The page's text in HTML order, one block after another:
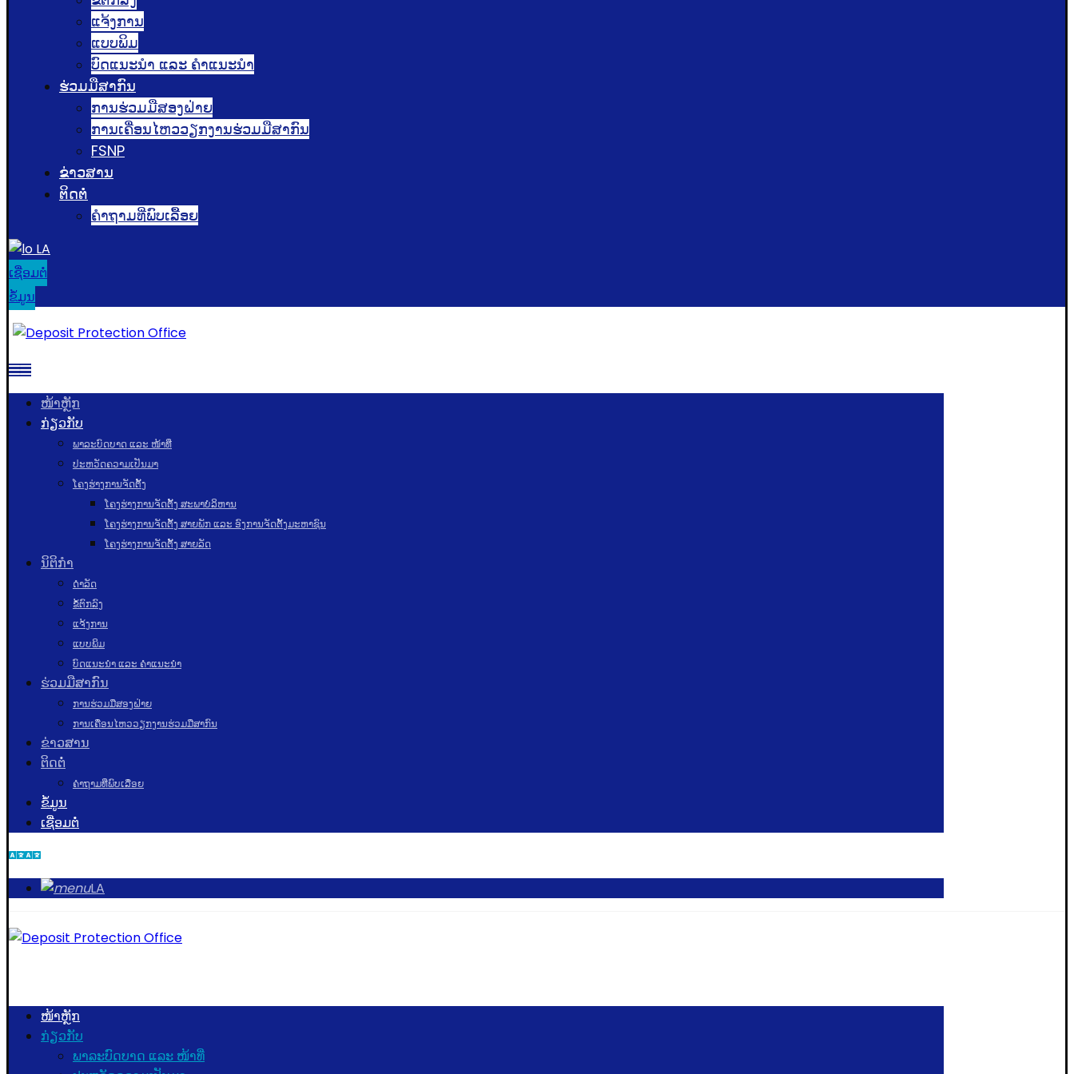
ແຈ້ງການ
ແບບພິມ
ບົດແນະນໍາ ແລະ ຄໍາແນະນໍາ
ຮ່ວມມືສາກົນ
ການຮ່ວມມືສອງຝ່າຍ
ການເຄື່ອນໄຫວວຽກງານຮ່ວມມືສາກົນ
FSNP
ຂ່າວສານ
ຕິດຕໍ່
ຄຳຖາມທີ່ພົບເລື້ອຍ
LA
ເຊື່ອມຕໍ່
ຂໍ້ມູນ
ໜ້າຫຼັກ
ກ່ຽວກັບ
ພາລະບົດບາດ ແລະ ໜ້າທີ່
ປະຫວັດຄວາມເປັນມາ
ໂຄງຮ່າງການຈັດຕັ້ງ
ໂຄງຮ່າງການຈັດຕັ້ງ ສະພາບໍລິຫານ
ໂຄງຮ່າງການຈັດຕັ້ງ ສາຍພັກ ແລະ ອົງການຈັດຕັ້ງມະຫາຊົນ
ໂຄງຮ່າງການຈັດຕັ້ງ ສາຍລັດ
ນິຕິກຳ
ດຳລັດ
ຂໍ້ຕົກລົງ
ແຈ້ງການ
ແບບພິມ
ບົດແນະນໍາ ແລະ ຄໍາແນະນໍາ
ຮ່ວມມືສາກົນ
ການຮ່ວມມືສອງຝ່າຍ
ການເຄື່ອນໄຫວວຽກງານຮ່ວມມືສາກົນ
ຂ່າວສານ
ຕິດຕໍ່
ຄຳຖາມທີ່ພົບເລື່ອຍ
ຂໍ້ມູນ
ເຊື່ອມຕໍ່
LA
ໜ້າຫຼັກ
ກ່ຽວກັບ
ພາລະບົດບາດ ແລະ ໜ້າທີ່